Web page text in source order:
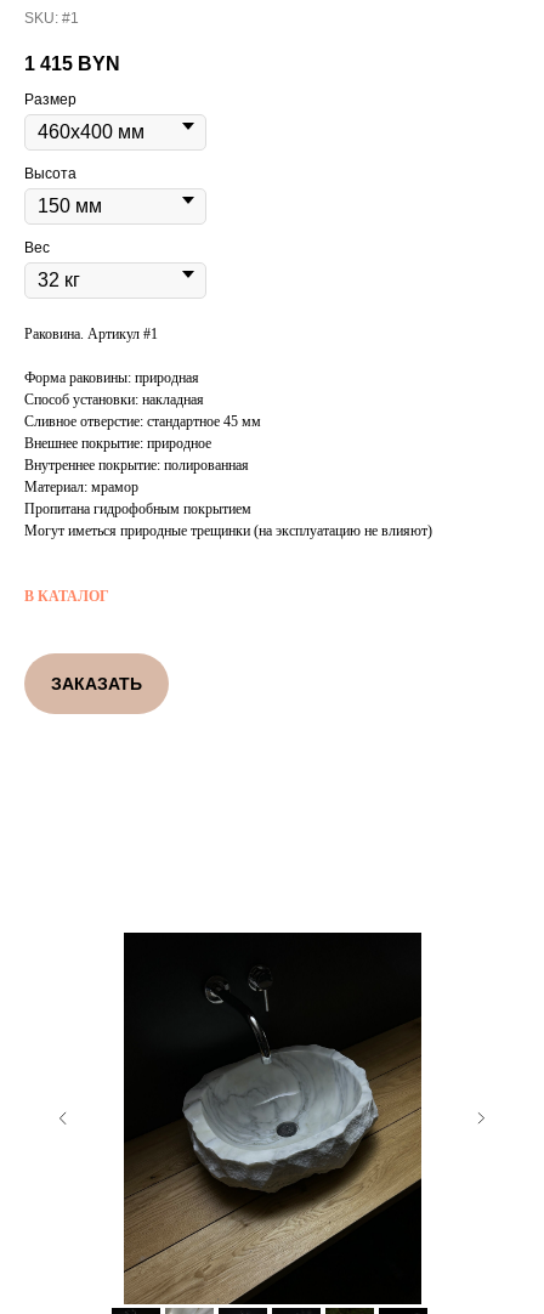
SKU: #1
1 415 BYN
Размер
Высота
Вес
Раковина. Артикул #1
Форма раковины: природная
Способ установки: накладная
Сливное отверстие: стандартное 45 мм
Внешнее покрытие: природное
Внутреннее покрытие: полированная
Материал: мрамор
Пропитана гидрофобным покрытием
Могут иметься природные трещинки (на эксплуатацию не влияют)
В КАТАЛОГ
ЗАКАЗАТЬ